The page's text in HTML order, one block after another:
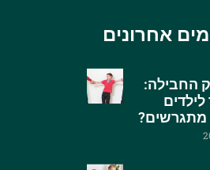
אחרונים
החבילה:
לילדים
מתגרשים?